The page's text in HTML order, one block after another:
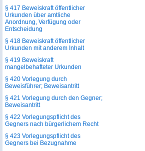
§ 417 Beweiskraft öffentlicher
Urkunden über amtliche
Anordnung, Verfügung oder
Entscheidung
§ 418 Beweiskraft öffentlicher
Urkunden mit anderem Inhalt
§ 419 Beweiskraft
mangelbehafteter Urkunden
§ 420 Vorlegung durch
Beweisführer; Beweisantritt
§ 421 Vorlegung durch den Gegner;
Beweisantritt
§ 422 Vorlegungspflicht des
Gegners nach bürgerlichem Recht
§ 423 Vorlegungspflicht des
Gegners bei Bezugnahme